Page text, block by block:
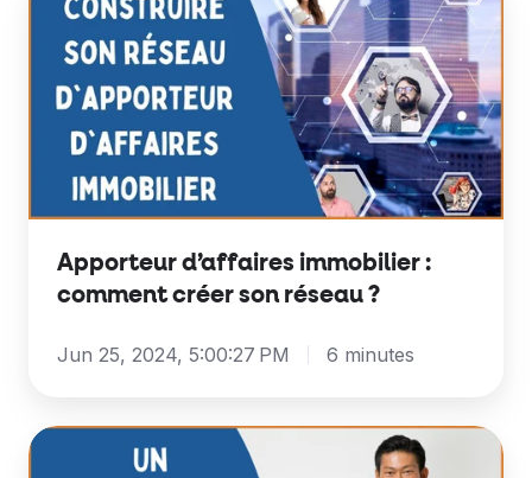
d’affaires
immobilier
comment
créer
réseau
Apporteur d’affaires immobilier :
comment créer son réseau ?
Jun 25, 2024, 5:00:27 PM 6 minutes
Les